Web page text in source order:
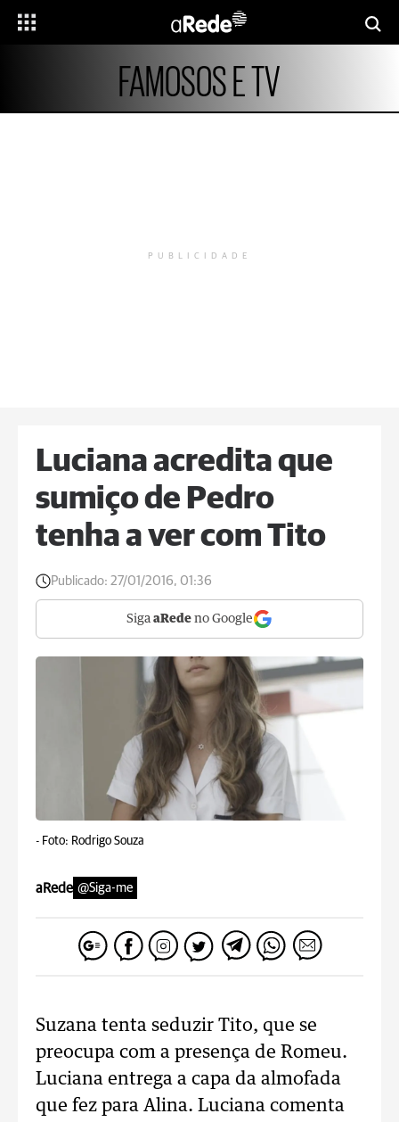
FAMOSOS E TV
PUBLICIDADE
Luciana acredita que
sumiço de Pedro
tenha a ver com Tito
Publicado: 27/01/2016, 01:36
Siga aRede no Google
- Foto: Rodrigo Souza
aRede @Siga-me
Suzana tenta seduzir Tito, que se
preocupa com a presença de Romeu.
Luciana entrega a capa da almofada
que fez para Alina. Luciana comenta